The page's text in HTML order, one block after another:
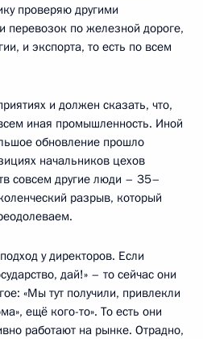
проверяю другими
перевозок по железной дороге,
и экспорта, то есть по всем
и должен сказать, что,
иная промышленность. Иной
обновление прошло
начальников цехов
совсем другие люди – 35–
разрыв, который
у директоров. Если
дай!» – то сейчас они
«Мы тут получили, привлекли
ещё кого-то». То есть они
работают на рынке. Отрадно,